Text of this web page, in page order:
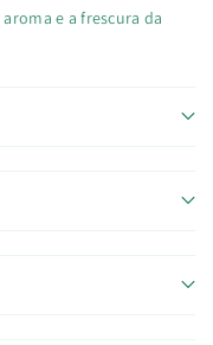
e a frescura da